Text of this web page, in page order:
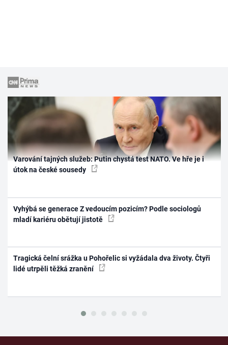
Varování tajných služeb: Putin chystá test NATO. Ve hře je i
útok na české sousedy
Vyhýbá se generace Z vedoucím pozicím? Podle sociologů
mladí kariéru obětují jistotě
Tragická čelní srážka u Pohořelic si vyžádala dva životy. Čtyři
lidé utrpěli těžká zranění